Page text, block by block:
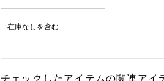
在庫なしを含む
チェックしたアイテムの関連アイ